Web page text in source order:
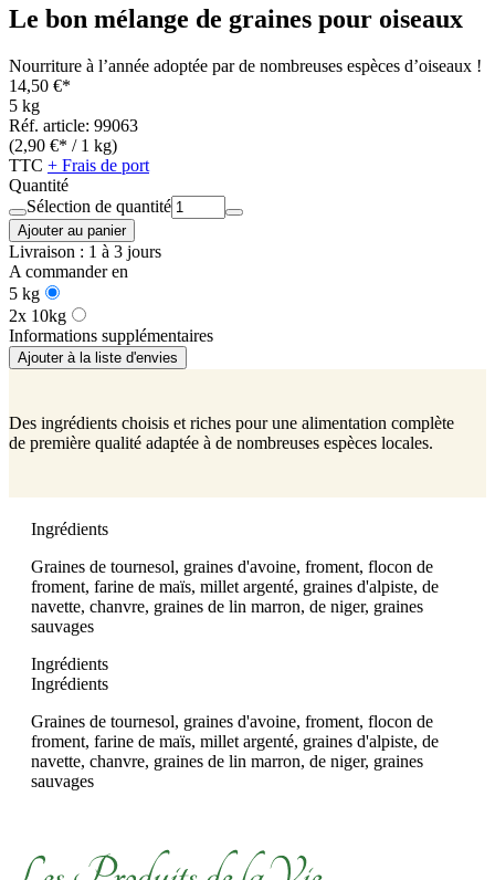
Le bon mélange de graines pour oiseaux
Nourriture à l’année adoptée par de nombreuses espèces d’oiseaux !
14,50 €*
5 kg
Réf. article: 99063
(2,90 €* / 1 kg)
TTC + Frais de port
Quantité
Sélection de quantité
Ajouter au panier
Livraison : 1 à 3 jours
A commander en
5 kg
2x 10kg
Informations supplémentaires
Ajouter à la liste d'envies
Des ingrédients choisis et riches pour une alimentation complète
de première qualité adaptée à de nombreuses espèces locales.
Ingrédients
Graines de tournesol, graines d'avoine, froment, flocon de
froment, farine de maïs, millet argenté, graines d'alpiste, de
navette, chanvre, graines de lin marron, de niger, graines
sauvages
Ingrédients
Ingrédients
Graines de tournesol, graines d'avoine, froment, flocon de
froment, farine de maïs, millet argenté, graines d'alpiste, de
navette, chanvre, graines de lin marron, de niger, graines
sauvages